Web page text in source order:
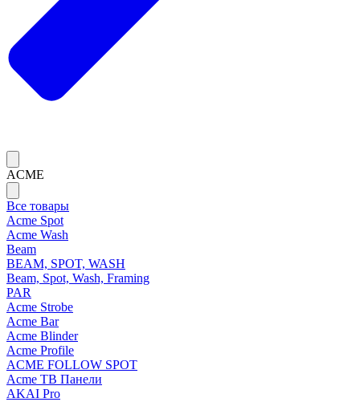
ACME
Все товары
Acme Spot
Acme Wash
Beam
BEAM, SPOT, WASH
Beam, Spot, Wash, Framing
PAR
Acme Strobe
Acme Bar
Acme Blinder
Acme Profile
ACME FOLLOW SPOT
Acme ТВ Панели
AKAI Pro